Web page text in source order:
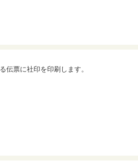
伝票に社印を印刷します。